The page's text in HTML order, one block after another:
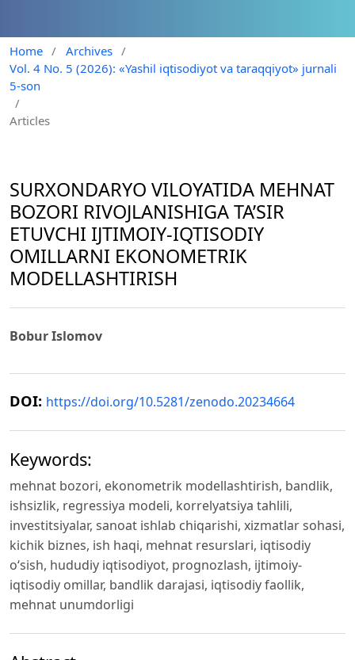
Home / Archives /
Vol. 4 No. 5 (2026): «Yashil iqtisodiyot va taraqqiyot» jurnali
5-son
/
Articles
SURXONDARYO VILOYATIDA MEHNAT
BOZORI RIVOJLANISHIGA TA’SIR
ETUVCHI IJTIMOIY-IQTISODIY
OMILLARNI EKONOMETRIK
MODELLASHTIRISH
Bobur Islomov
DOI: https://doi.org/10.5281/zenodo.20234664
Keywords:
mehnat bozori, ekonometrik modellashtirish, bandlik,
ishsizlik, regressiya modeli, korrelyatsiya tahlili,
investitsiyalar, sanoat ishlab chiqarishi, xizmatlar sohasi,
kichik biznes, ish haqi, mehnat resurslari, iqtisodiy
o‘sish, hududiy iqtisodiyot, prognozlash, ijtimoiy-
iqtisodiy omillar, bandlik darajasi, iqtisodiy faollik,
mehnat unumdorligi